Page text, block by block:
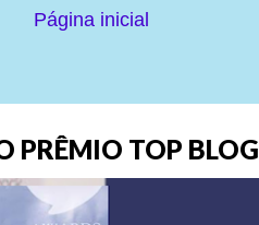
Página inicial
PRÊMIO TOP BLOG